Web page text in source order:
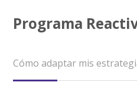
Buscar
cursos
Programa
Cómo adaptar mis